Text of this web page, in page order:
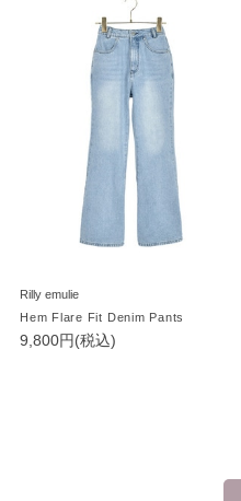
Rilly emulie
Hem Flare Fit Denim Pants
9,800円(税込)